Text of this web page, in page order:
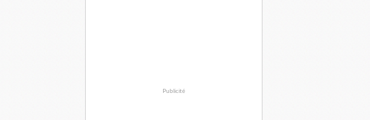
Publicité